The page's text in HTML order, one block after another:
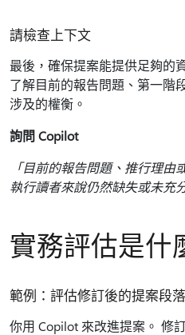
請檢查上下文
最後，確保提案能提供足夠的
了解目前的報告問題、第一階
涉及的權衡。
詢問 Copilot
「目前的報告問題、推行理
執行讀者來說仍然缺失或未充
實務評估是什
範例：評估修訂後的提案段落
你用 Copilot 來改進提案。 修